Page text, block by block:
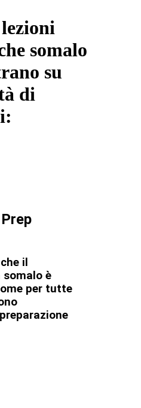
somalo
su
di
il
somalo è
per tutte